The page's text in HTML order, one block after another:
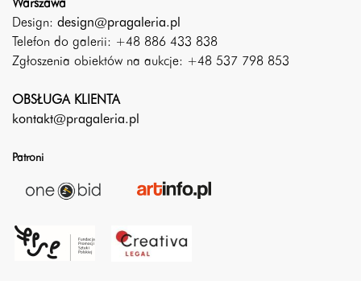
Warszawa
Design: design@pragaleria.pl
Telefon do galerii: +48 886 433 838
Zgłoszenia obiektów na aukcje: +48 537 798 853
OBSŁUGA KLIENTA
kontakt@pragaleria.pl
Patroni